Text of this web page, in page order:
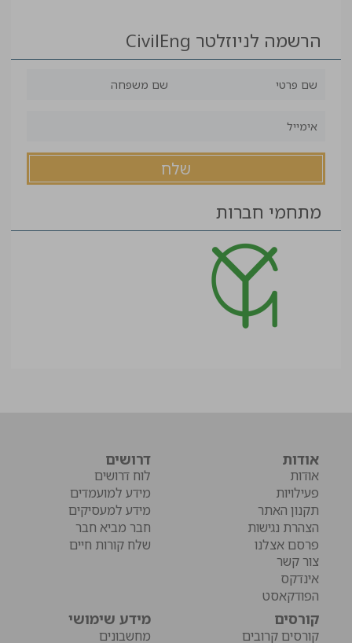
הרשמה לניוזלטר CivilEng
מתחמי חברות
אודות
אודות
פעילויות
תקנון האתר
הצהרת נגישות
פרסם אצלנו
צור קשר
אינדקס
הפודקאסט
דרושים
לוח דרושים
מידע למועמדים
מידע למעסיקים
חבר מביא חבר
שלח קורות חיים
קורסים
קורסים קרובים
מידע שימושי
מחשבונים